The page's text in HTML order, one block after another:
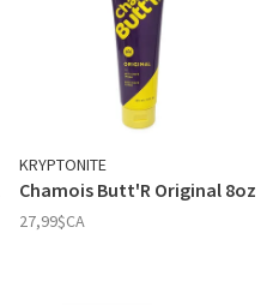
KRYPTONITE
Chamois Butt'R Original 8oz
27,99$CA